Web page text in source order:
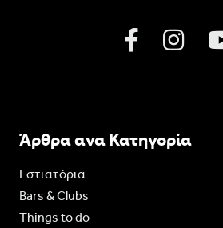
Άρθρα ανα Κατηγορία
Εστιατόρια
Bars & Clubs
Things to do